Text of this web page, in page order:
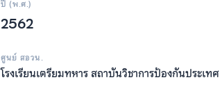
ปี (พ.ศ.)
2562
ศูนย์ สอวน.
โรงเรียนเตรียมทหาร สถาบันวิชาการป้องกันประเทศ